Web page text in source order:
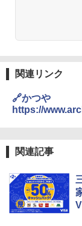
関連リンク
🔗かつや
https://
関連記事